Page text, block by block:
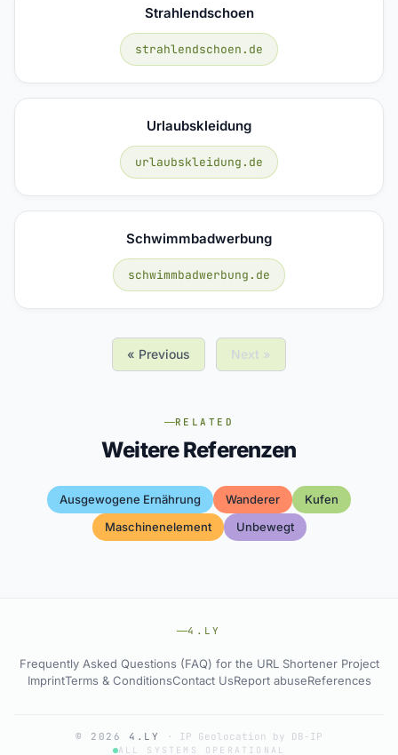
Strahlendschoen
strahlendschoen.de
Urlaubskleidung
urlaubskleidung.de
Schwimmbadwerbung
schwimmbadwerbung.de
« Previous Next »
RELATED
Weitere Referenzen
Ausgewogene Ernährung Wanderer
Kufen
Maschinenelement
Unbewegt
4.LY
Frequently Asked Questions (FAQ) for the URL Shortener Project
ImprintTerms & ConditionsContact UsReport abuseReferences
© 2026 4.LY · IP Geolocation by DB-IP
ALL SYSTEMS OPERATIONAL